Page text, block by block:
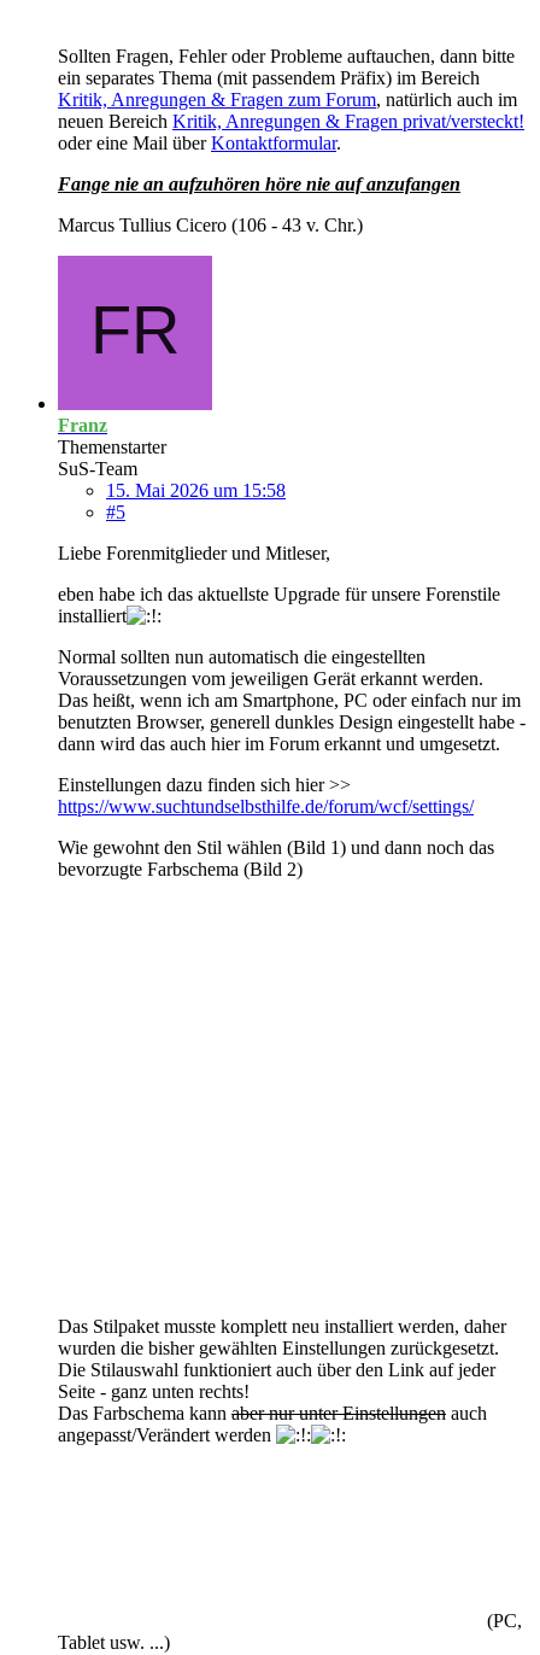
Sollten Fragen, Fehler oder Probleme auftauchen, dann bitte
ein separates Thema (mit passendem Präfix) im Bereich
Kritik, Anregungen & Fragen zum Forum, natürlich auch im
neuen Bereich Kritik, Anregungen & Fragen privat/versteckt!
oder eine Mail überKontaktformular.
Fange nie an aufzuhören höre nie auf anzufangen
Marcus Tullius Cicero (106 - 43 v. Chr.)
Franz
Themenstarter
SuS-Team
15. Mai 2026 um 15:58
#5
Liebe Forenmitglieder und Mitleser,
eben habe ich das aktuellste Upgrade für unsere Forenstile
installiert
Normal sollten nun automatisch die eingestellten
Voraussetzungen vom jeweiligen Gerät erkannt werden.
Das heißt, wenn ich am Smartphone, PC oder einfach nur im
benutzten Browser, generell dunkles Design eingestellt habe -
dann wird das auch hier im Forum erkannt und umgesetzt.
Einstellungen dazu finden sich hier >>
https://www.suchtundselbsthilfe.de/forum/wcf/settings/
Wie gewohnt den Stil wählen (Bild 1) und dann noch das
bevorzugte Farbschema (Bild 2)
Das Stilpaket musste komplett neu installiert werden, daher
wurden die bisher gewählten Einstellungen zurückgesetzt.
Die Stilauswahl funktioniert auch über den Link auf jeder
Seite - ganz unten rechts!
Das Farbschema kann aber nur unter Einstellungen auch
angepasst/Verändert werden
(PC,
Tablet usw. ...)